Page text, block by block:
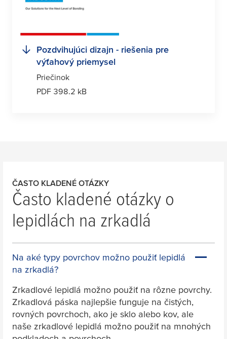
Pozdvihujúci dizajn - riešenia pre
výťahový priemysel
Priečinok
PDF 398.2 kB
ČASTO KLADENÉ OTÁZKY
Často kladené otázky o
lepidlách na zrkadlá
Na aké typy povrchov možno použiť lepidlá
na zrkadlá?
Zrkadlové lepidlá možno použiť na rôzne povrchy.
Zrkadlová páska najlepšie funguje na čistých,
rovných povrchoch, ako je sklo alebo kov, ale
naše zrkadlové lepidlá možno použiť na mnohých